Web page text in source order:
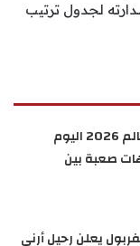
لجدول ترتيب
مواعيد مباريات كأس العالم 2026 اليوم
صعبة بين
يعلن رحيل أرني